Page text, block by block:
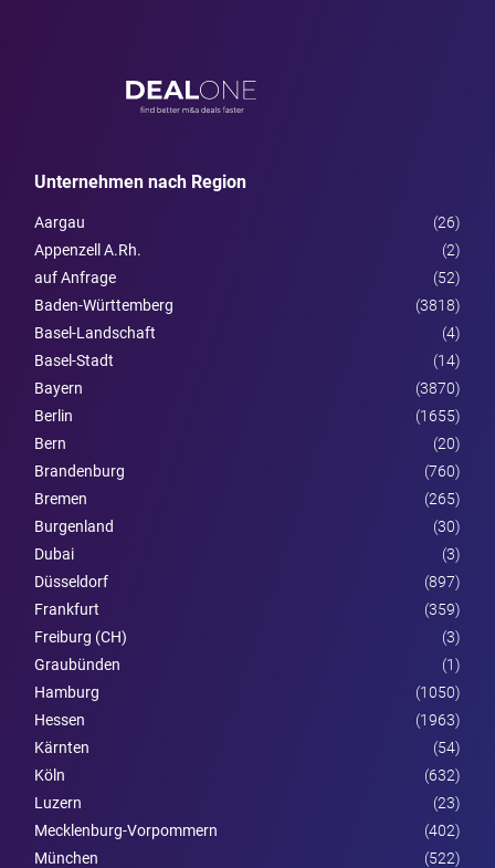
Unternehmen nach Region
Aargau
(26)
Appenzell A.Rh.
(2)
auf Anfrage
(52)
Baden-Württemberg
(3818)
Basel-Landschaft
(4)
Basel-Stadt
(14)
Bayern
(3870)
Berlin
(1655)
Bern
(20)
Brandenburg
(760)
Bremen
(265)
Burgen­land
(30)
Dubai
(3)
Düsseldorf
(897)
Frankfurt
(359)
Freiburg (CH)
(3)
Graubünden
(1)
Hamburg
(1050)
Hessen
(1963)
Kärnten
(54)
Köln
(632)
Luzern
(23)
Mecklenburg-Vorpommern
(402)
München
(522)